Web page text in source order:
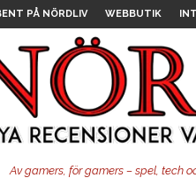
PÅ NÖRDLIV WEBBUTIK
Av gamers, för gamers – spel, tech